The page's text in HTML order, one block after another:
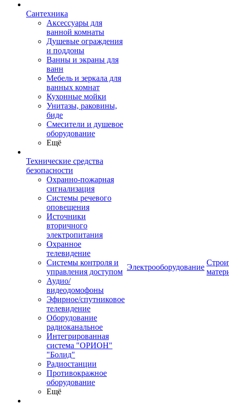
Сантехника
Аксессуары для
ванной комнаты
Душевые ограждения
и поддоны
Ванны и экраны для
ванн
Мебель и зеркала для
ванных комнат
Кухонные мойки
Унитазы, раковины,
биде
Смесители и душевое
оборудование
Ещё
Технические средства
безопасности
Охранно-пожарная
сигнализация
Системы речевого
оповещения
Источники
вторичного
электропитания
Охранное
телевидение
Системы контроля и
управления доступом
Аудио/
видеодомофоны
Эфирное/спутниковое
телевидение
Оборудование
радиоканальное
Интегрированная
система "ОРИОН"
"Болид"
Радиостанции
Противокражное
оборудование
Ещё
Электрооборудование